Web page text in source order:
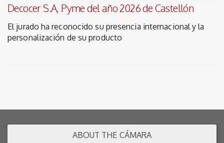
Decocer S.A, Pyme del año 2026 de Castellón
El jurado ha reconocido su presencia internacional y la
personalización de su producto
ABOUT THE CÁMARA